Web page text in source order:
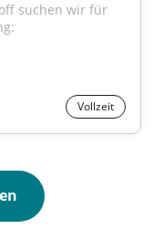
suchen wir für
Vollzeit